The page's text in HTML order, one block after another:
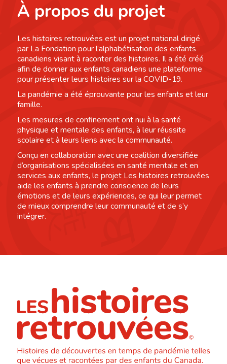
À propos du projet
Les histoires retrouvées est un projet national dirigé
par La Fondation pour l’alphabétisation des enfants
canadiens visant à raconter des histoires. Il a été créé
afin de donner aux enfants canadiens une plateforme
pour présenter leurs histoires sur la COVID-19.
La pandémie a été éprouvante pour les enfants et leur
famille.
Les mesures de confinement ont nui à la santé
physique et mentale des enfants, à leur réussite
scolaire et à leurs liens avec la communauté.
Conçu en collaboration avec une coalition diversifiée
d’organisations spécialisées en santé mentale et en
services aux enfants, le projet Les histoires retrouvées
aide les enfants à prendre conscience de leurs
émotions et de leurs expériences, ce qui leur permet
de mieux comprendre leur communauté et de s’y
intégrer.